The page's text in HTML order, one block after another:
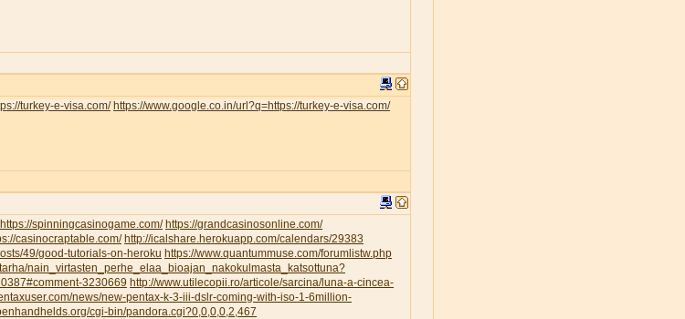
turkey-e-visa.com/ https://www.google.co.in/url?q=https://turkey-e-visa.com/
https://spinningcasinogame.com/ https://grandcasinosonline.com/
casinocraptable.com/ http://icalshare.herokuapp.com/calendars/29383
49/good-tutorials-on-heroku https://www.quantummuse.com/forumlistw.php
nain_virtasten_perhe_elaa_bioajan_nakokulmasta_katsottuna?
3230669 http://www.utilecopii.ro/articole/sarcina/luna-a-cincea-
news/new-pentax-k-3-iii-dslr-coming-with-iso-1-6million-
cgi-bin/pandora.cgi?0,0,0,0,2,467